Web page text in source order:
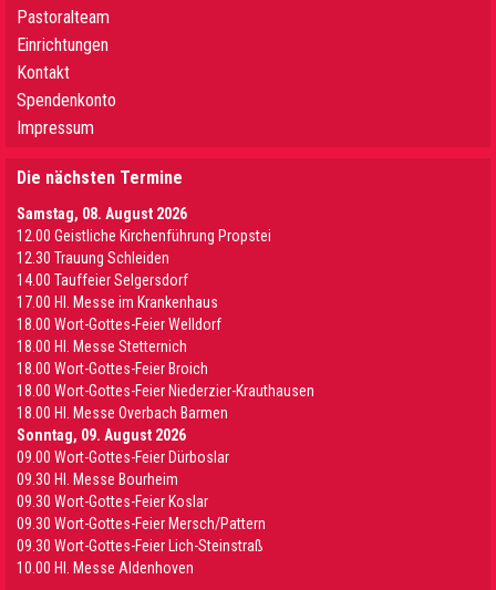
Pastoralteam
Einrichtungen
Kontakt
Spendenkonto
Impressum
Die nächsten Termine
Samstag, 08. August 2026
12.00 Geistliche Kirchenführung Propstei
12.30 Trauung Schleiden
14.00 Tauffeier Selgersdorf
17.00 Hl. Messe im Krankenhaus
18.00 Wort-Gottes-Feier Welldorf
18.00 Hl. Messe Stetternich
18.00 Wort-Gottes-Feier Broich
18.00 Wort-Gottes-Feier Niederzier-Krauthausen
18.00 Hl. Messe Overbach Barmen
Sonntag, 09. August 2026
09.00 Wort-Gottes-Feier Dürboslar
09.30 HI. Messe Bourheim
09.30 Wort-Gottes-Feier Koslar
09.30 Wort-Gottes-Feier Mersch/Pattern
09.30 Wort-Gottes-Feier Lich-Steinstraß
10.00 Hl. Messe Aldenhoven